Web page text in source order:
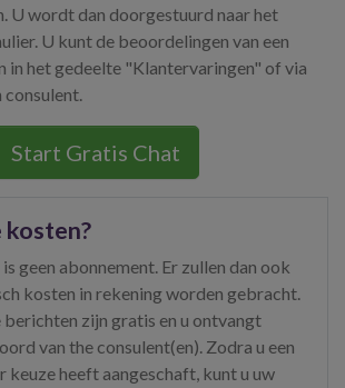
U wordt dan doorgestuurd naar het
U kunt de beoordelingen van een
in het gedeelte "Klantervaringen" of via
consulent.
Start Gratis Chat
kosten?
geen abonnement. Er zullen dan ook
kosten in rekening worden gebracht.
berichten zijn gratis en u ontvangt
van the consulent(en). Zodra u een
keuze heeft aangeschaft, kunt u uw